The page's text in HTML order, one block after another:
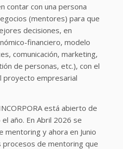
contar con una persona
(mentores) para que
decisiones, en
financiero, modelo
comunicación, marketing,
de personas, etc.), con el
proyecto empresarial
está abierto de
año. En Abril 2026 se
mentoring y ahora en Junio
procesos de mentoring que